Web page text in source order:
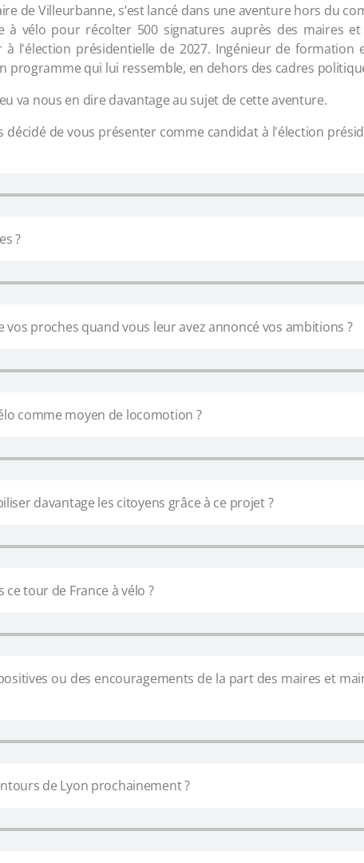
de Villeurbanne, s’est lancé dans une aventure hors du
à vélo pour récolter 500 signatures auprès des maires et
l'élection présidentielle de 2027. Ingénieur de formation
programme qui lui ressemble, en dehors des cadres
va nous en dire davantage au sujet de cette aventure.
décidé de vous présenter comme candidat à l'élection
?
vos proches quand vous leur avez annoncé vos ambitions ?
comme moyen de locomotion ?
davantage les citoyens grâce à ce projet ?
tour de France à vélo ?
ou des encouragements de la part des maires et
de Lyon prochainement ?